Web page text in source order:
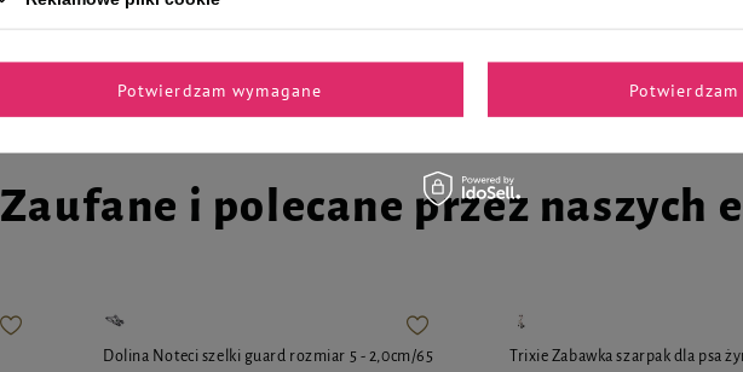
Zaufane i polecane przez naszych
Dolina Noteci szelki guard rozmiar 5 - 2,0cm/65
Trixie Zabawka szarpak dla psa
Potwierdzam wymagane